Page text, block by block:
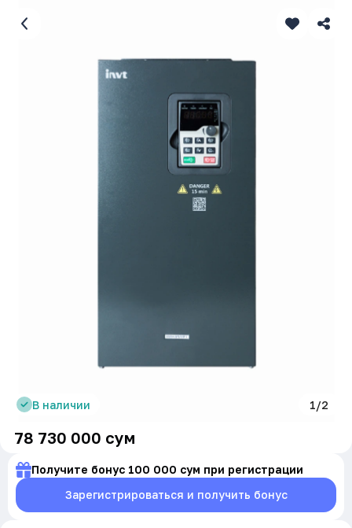
В наличии 1/2
78 730 000 сум
Получите бонус 100 000 сум при регистрации
Зарегистрироваться и получить бонус